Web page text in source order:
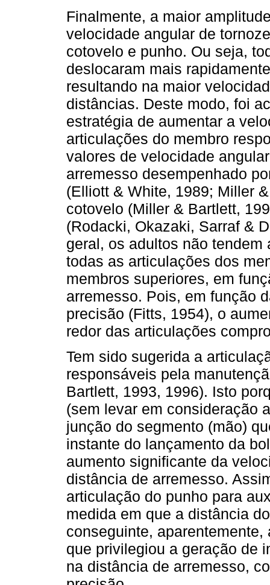
Finalmente, a maior
velocidade angular de
cotovelo e punho. Ou seja,
deslocaram mais
resultando na maior
distâncias. Deste modo, foi
estratégia de aumentar a
articulações do membro
valores de velocidade
arremesso desempenhado
(Elliott & White, 1989; Miller
cotovelo (Miller & Bartlett,
(Rodacki, Okazaki, Sarraf &
geral, os adultos não
todas as articulações dos
membros superiores, em
arremesso. Pois, em função
precisão (Fitts, 1954), o
redor das articulações
Tem sido sugerida a
responsáveis pela
Bartlett, 1993, 1996). Isto
(sem levar em consideração
junção do segmento (mão)
instante do lançamento da
aumento significante da
distância de arremesso.
articulação do punho para
medida em que a distância
conseguinte,
que privilegiou a geração de
na distância de arremesso,